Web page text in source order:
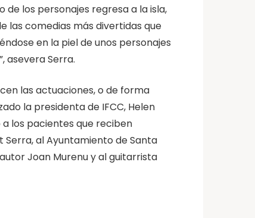
los personajes regresa a la isla,
las comedias más divertidas que
en la piel de unos personajes
asevera Serra.
las actuaciones, o de forma
la presidenta de IFCC, Helen
los pacientes que reciben
al Ayuntamiento de Santa
Joan Murenu y al guitarrista